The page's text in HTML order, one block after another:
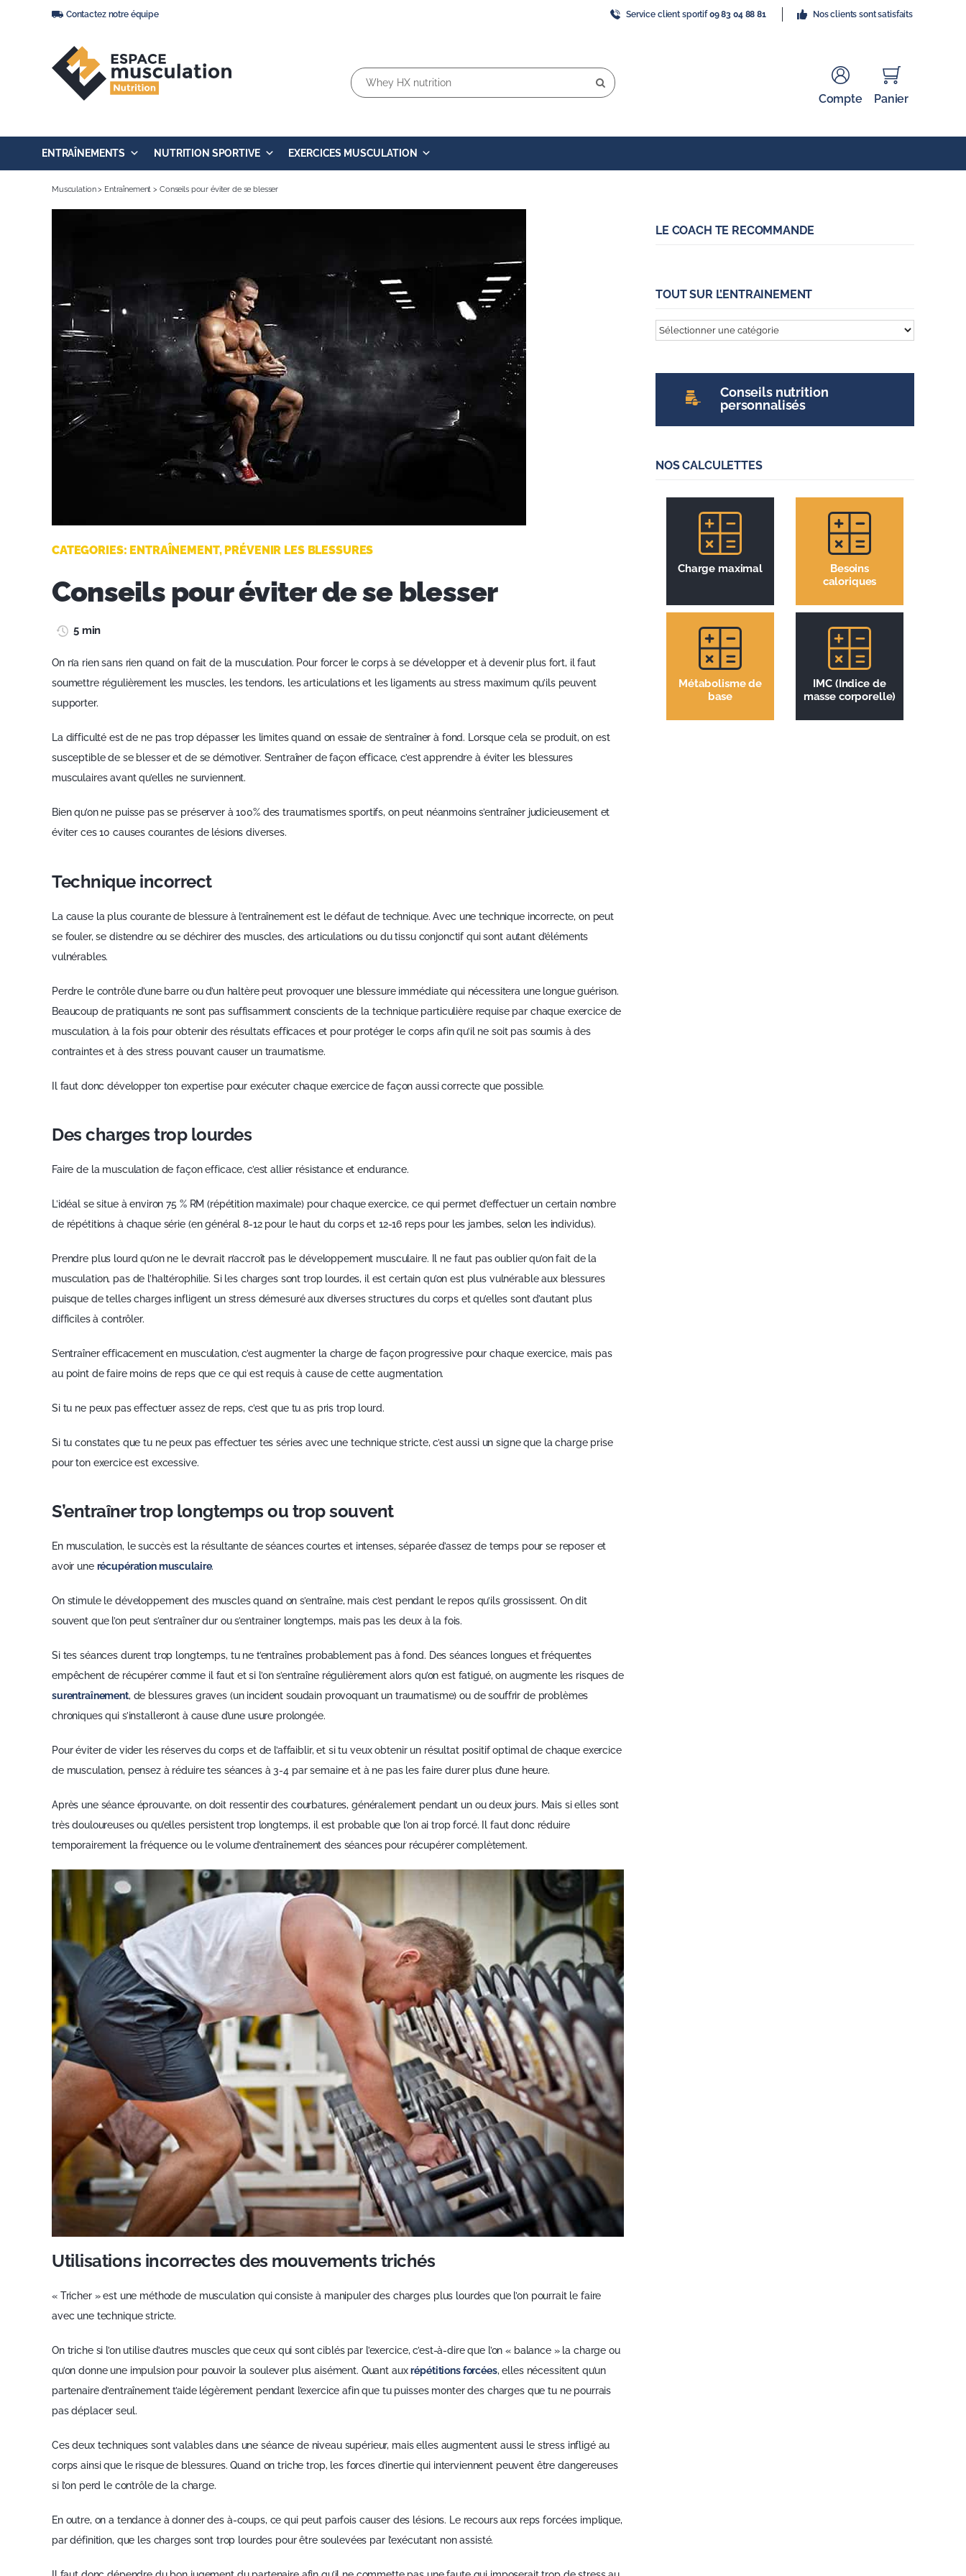
Contactez notre équipe Service client sportif09 83 04 88 81 Nos clients sont satisfaits
Rechercher:
Compte Panier
ENTRAÎNEMENTS NUTRITION SPORTIVE EXERCICES MUSCULATION
Musculation> Entraînement > Conseils pour éviter de se blesser
CATEGORIES: ENTRAÎNEMENT, PRÉVENIR LES BLESSURES
Conseils pour éviter de se blesser
5 min
On n’a rien sans rien quand on fait de la musculation. Pour forcer le corps à se développer et à devenir plus fort, il faut
soumettre régulièrement les muscles, les tendons, les articulations et les ligaments au stress maximum qu’ils peuvent
supporter.
La difficulté est de ne pas trop dépasser les limites quand on essaie de s’entraîner à fond. Lorsque cela se produit, on est
susceptible de se blesser et de se démotiver. S’entraîner de façon efficace, c’est apprendre à éviter les blessures
musculaires avant qu’elles ne surviennent.
Bien qu’on ne puisse pas se préserver à 100% des traumatismes sportifs, on peut néanmoins s’entraîner judicieusement et
éviter ces 10 causes courantes de lésions diverses.
Technique incorrect
La cause la plus courante de blessure à l’entraînement est le défaut de technique. Avec une technique incorrecte, on peut
se fouler, se distendre ou se déchirer des muscles, des articulations ou du tissu conjonctif qui sont autant d’éléments
vulnérables.
Perdre le contrôle d’une barre ou d’un haltère peut provoquer une blessure immédiate qui nécessitera une longue guérison.
Beaucoup de pratiquants ne sont pas suffisamment conscients de la technique particulière requise par chaque exercice de
musculation, à la fois pour obtenir des résultats efficaces et pour protéger le corps afin qu’il ne soit pas soumis à des
contraintes et à des stress pouvant causer un traumatisme.
Il faut donc développer ton expertise pour exécuter chaque exercice de façon aussi correcte que possible.
Des charges trop lourdes
Faire de la musculation de façon efficace, c’est allier résistance et endurance.
L’idéal se situe à environ 75 % RM (répétition maximale) pour chaque exercice, ce qui permet d’effectuer un certain nombre
de répétitions à chaque série (en général 8-12 pour le haut du corps et 12-16 reps pour les jambes, selon les individus).
Prendre plus lourd qu’on ne le devrait n’accroît pas le développement musculaire. Il ne faut pas oublier qu’on fait de la
musculation, pas de l’haltérophilie. Si les charges sont trop lourdes, il est certain qu’on est plus vulnérable aux blessures
puisque de telles charges infligent un stress démesuré aux diverses structures du corps et qu’elles sont d’autant plus
difficiles à contrôler.
S’entraîner efficacement en musculation, c’est augmenter la charge de façon progressive pour chaque exercice, mais pas
au point de faire moins de reps que ce qui est requis à cause de cette augmentation.
Si tu ne peux pas effectuer assez de reps, c’est que tu as pris trop lourd.
Si tu constates que tu ne peux pas effectuer tes séries avec une technique stricte, c’est aussi un signe que la charge prise
pour ton exercice est excessive.
S’entraîner trop longtemps ou trop souvent
En musculation, le succès est la résultante de séances courtes et intenses, séparée d’assez de temps pour se reposer et
avoir une récupération musculaire.
On stimule le développement des muscles quand on s’entraîne, mais c’est pendant le repos qu’ils grossissent. On dit
souvent que l’on peut s’entraîner dur ou s’entrainer longtemps, mais pas les deux à la fois.
Si tes séances durent trop longtemps, tu ne t’entraînes probablement pas à fond. Des séances longues et fréquentes
empêchent de récupérer comme il faut et si l’on s’entraîne régulièrement alors qu’on est fatigué, on augmente les risques de
surentraînement, de blessures graves (un incident soudain provoquant un traumatisme) ou de souffrir de problèmes
chroniques qui s’installeront à cause d’une usure prolongée.
Pour éviter de vider les réserves du corps et de l’affaiblir, et si tu veux obtenir un résultat positif optimal de chaque exercice
de musculation, pensez à réduire tes séances à 3-4 par semaine et à ne pas les faire durer plus d’une heure.
Après une séance éprouvante, on doit ressentir des courbatures, généralement pendant un ou deux jours. Mais si elles sont
très douloureuses ou qu’elles persistent trop longtemps, il est probable que l’on ai trop forcé. Il faut donc réduire
temporairement la fréquence ou le volume d’entraînement des séances pour récupérer complètement.
Utilisations incorrectes des mouvements trichés
« Tricher » est une méthode de musculation qui consiste à manipuler des charges plus lourdes que l’on pourrait le faire
avec une technique stricte.
On triche si l’on utilise d’autres muscles que ceux qui sont ciblés par l’exercice, c’est-à-dire que l’on « balance » la charge ou
qu’on donne une impulsion pour pouvoir la soulever plus aisément. Quant auxrépétitions forcées, elles nécessitent qu’un
partenaire d’entraînement t’aide légèrement pendant l’exercice afin que tu puisses monter des charges que tu ne pourrais
pas déplacer seul.
Ces deux techniques sont valables dans une séance de niveau supérieur, mais elles augmentent aussi le stress infligé au
corps ainsi que le risque de blessures. Quand on triche trop, les forces d’inertie qui interviennent peuvent être dangereuses
si l’on perd le contrôle de la charge.
En outre, on a tendance à donner des à-coups, ce qui peut parfois causer des lésions. Le recours aux reps forcées implique,
par définition, que les charges sont trop lourdes pour être soulevées par l’exécutant non assisté.
LE COACH TE RECOMMANDE
TOUT SUR L’ENTRAINEMENT
Tout
sur
Conseils nutrition
personnalisés
NOS CALCULETTES
Charge maximal
Besoins
caloriques
Métabolisme de
base
IMC (Indice de
masse corporelle)